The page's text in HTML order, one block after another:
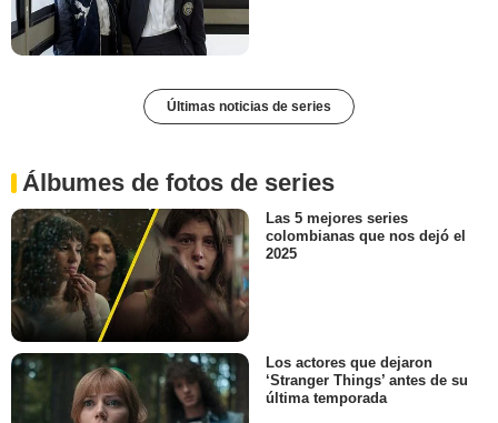
Últimas noticias de series
Álbumes de fotos de series
Las 5 mejores series
colombianas que nos dejó el
2025
Los actores que dejaron
‘Stranger Things’ antes de su
última temporada